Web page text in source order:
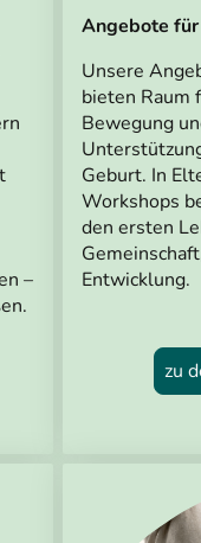
–
Angebote
Unsere
bieten Raum
Bewegung
Geburt. In
Workshops
den ersten
Entwicklung.
zu